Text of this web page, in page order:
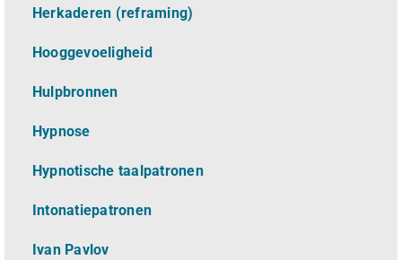
Herkaderen (reframing)
Hooggevoeligheid
Hulpbronnen
Hypnose
Hypnotische taalpatronen
Intonatiepatronen
Ivan Pavlov